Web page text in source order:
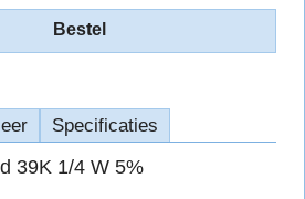
Bestel
Specificaties
39K 1/4 W 5%